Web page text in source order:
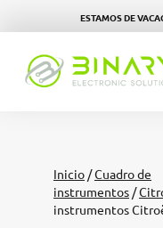
ESTAMOS DE
Inicio /Cuadro de
instrumentos /
instrumentos